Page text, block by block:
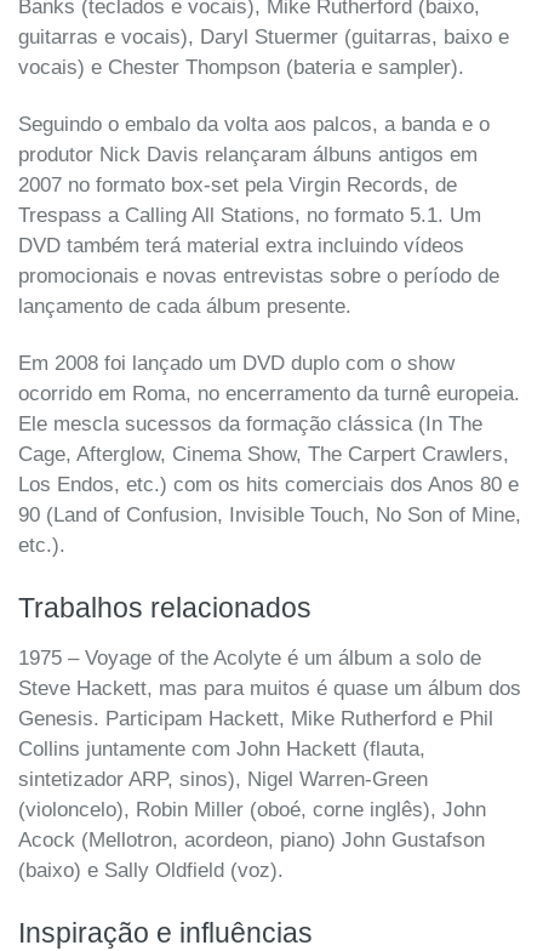
Banks (teclados e vocais), Mike Rutherford (baixo,
guitarras e vocais), Daryl Stuermer (guitarras, baixo e
vocais) e Chester Thompson (bateria e sampler).
Seguindo o embalo da volta aos palcos, a banda e o
produtor Nick Davis relançaram álbuns antigos em
2007 no formato box-set pela Virgin Records, de
Trespass a Calling All Stations, no formato 5.1. Um
DVD também terá material extra incluindo vídeos
promocionais e novas entrevistas sobre o período de
lançamento de cada álbum presente.
Em 2008 foi lançado um DVD duplo com o show
ocorrido em Roma, no encerramento da turnê europeia.
Ele mescla sucessos da formação clássica (In The
Cage, Afterglow, Cinema Show, The Carpert Crawlers,
Los Endos, etc.) com os hits comerciais dos Anos 80 e
90 (Land of Confusion, Invisible Touch, No Son of Mine,
etc.).
Trabalhos relacionados
1975 – Voyage of the Acolyte é um álbum a solo de
Steve Hackett, mas para muitos é quase um álbum dos
Genesis. Participam Hackett, Mike Rutherford e Phil
Collins juntamente com John Hackett (flauta,
sintetizador ARP, sinos), Nigel Warren-Green
(violoncelo), Robin Miller (oboé, corne inglês), John
Acock (Mellotron, acordeon, piano) John Gustafson
(baixo) e Sally Oldfield (voz).
Inspiração e influências